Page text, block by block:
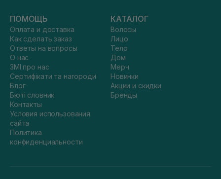
ПОМОЩЬ
Оплата и доставка
Как сделать заказ
Ответы на вопросы
О нас
ЗМІ про нас
Сертифікати та нагороди
Блог
Бюті словник
Контакты
Условия использования
сайта
Политика
конфиденциальности
КАТАЛОГ
Волосы
Лицо
Тело
Дом
Мерч
Новинки
Акции и скидки
Бренды